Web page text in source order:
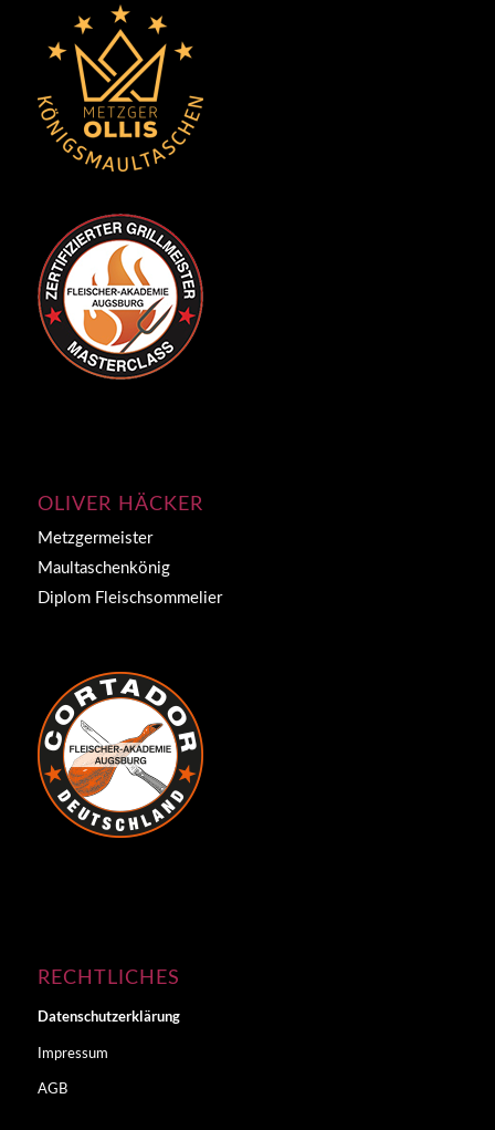
OLIVER HÄCKER
Metzgermeister
Maultaschenkönig
Diplom Fleischsommelier
RECHTLICHES
Datenschutzerklärung
Impressum
AGB